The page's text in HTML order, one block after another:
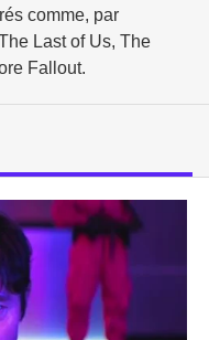
comme, par
Last of Us, The
Fallout.